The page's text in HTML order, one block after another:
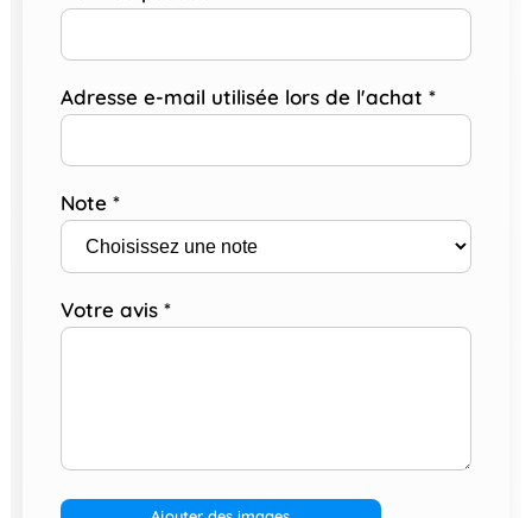
Adresse e-mail utilisée lors de l'achat *
Note *
Votre avis *